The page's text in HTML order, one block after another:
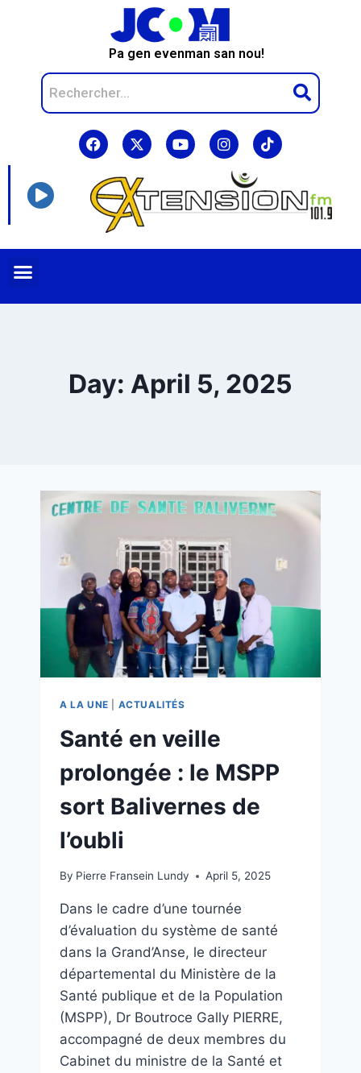
Pa gen evenman san nou!
Day: April 5, 2025
A LA UNE ACTUALITÉS
Santé en veille
prolongée : le MSPP
sort Balivernes de
l’oubli
By Pierre Fransein Lundy April 5, 2025
Dans le cadre d’une tournée
d’évaluation du système de santé
dans la Grand’Anse, le directeur
départemental du Ministère de la
Santé publique et de la Population
(MSPP), Dr Boutroce Gally PIERRE,
accompagné de deux membres du
Cabinet du ministre de la Santé et